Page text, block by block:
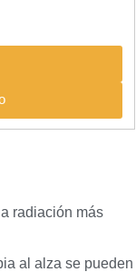
radiación más
al alza se pueden